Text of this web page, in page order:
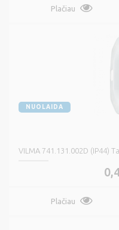
Plačiau
NUOLAIDA
VILMA 741.131.002D (IP44)
Plačiau